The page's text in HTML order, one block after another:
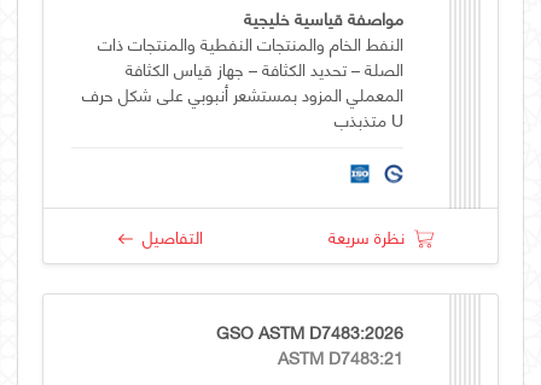
مواصفة قياسية خليجية
النفط الخام والمنتجات النفطية والمنتجات ذات
الصلة – تحديد الكثافة – جهاز قياس الكثافة
المعملي المزود بمستشعر أنبوبي على شكل حرف
U متذبذب
نظرة سريعة التفاصيل
GSO ASTM D7483:2026
ASTM D7483:21